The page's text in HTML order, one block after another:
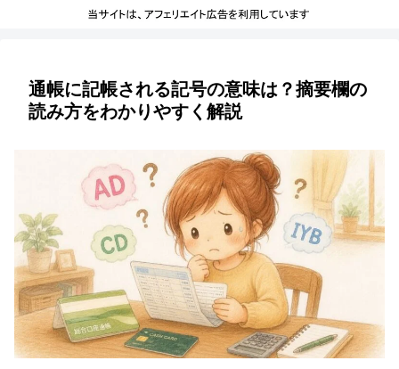
通帳に記帳される記号の意味は？摘要欄の
読み方をわかりやすく解説